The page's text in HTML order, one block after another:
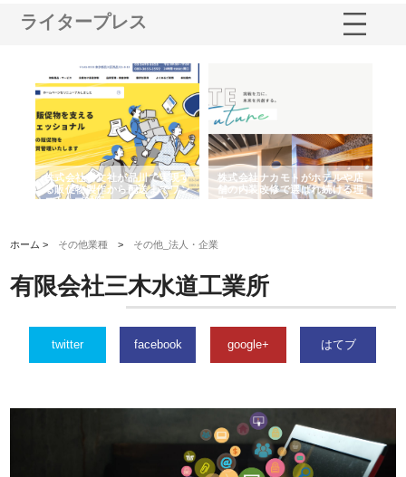
ライタープレス
株式会社耕文社が品川で実現す
る販促物製作から配送までワン
ストップ対応
株式会社ナカモトがホテルや店
舗の内装改修で選ばれ続ける理
由
ホーム > その他業種 > その他_法人・企業
有限会社三木水道工業所
twitter facebook google+ はてブ